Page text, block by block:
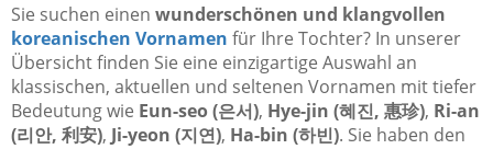
Sie suchen einen wunderschönen und klangvollen
koreanischen Vornamen für Ihre Tochter? In unserer
Übersicht finden Sie eine einzigartige Auswahl an
klassischen, aktuellen und seltenen Vornamen mit tiefer
Bedeutung wie Eun-seo (은서), Hye-jin (혜진, 惠珍), Ri-an
(리안, 利安), Ji-yeon (지연), Ha-bin (하빈). Sie haben den